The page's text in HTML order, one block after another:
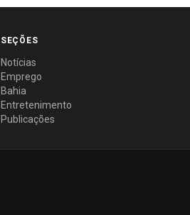
SEÇÕES
Notícias
Emprego
Bahia
Entretenimento
Publicações